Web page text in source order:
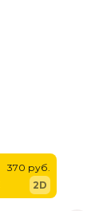
370 руб.
2D